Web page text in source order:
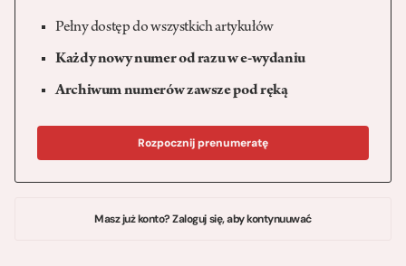
Pełny dostęp do wszystkich artykułów
Każdy nowy numer od razu w e-wydaniu
Archiwum numerów zawsze pod ręką
Rozpocznij prenumeratę
Masz już konto? Zaloguj się, aby kontynuuwać